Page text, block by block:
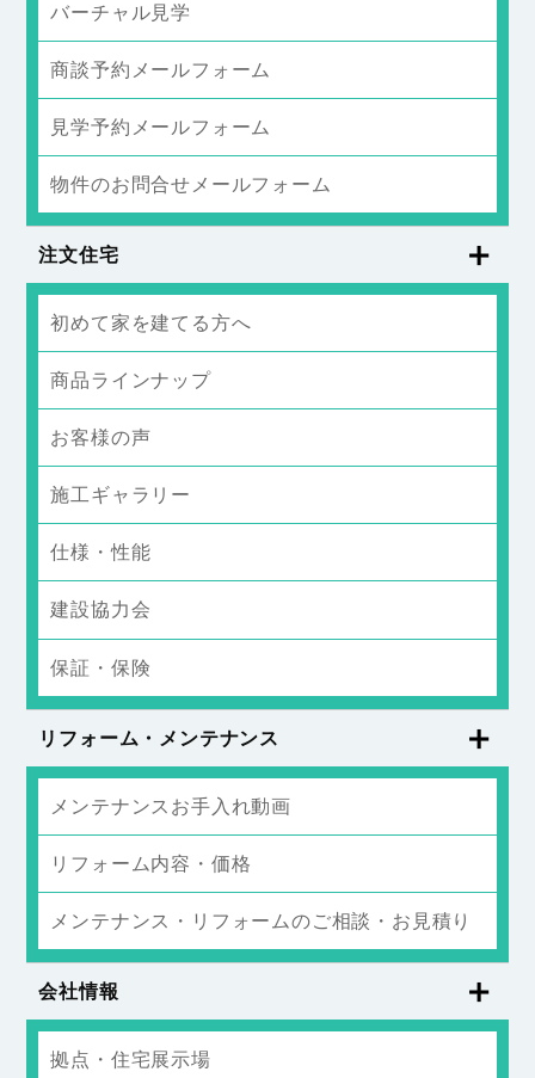
バーチャル見学
商談予約メールフォーム
見学予約メールフォーム
物件のお問合せメールフォーム
注文住宅
初めて家を建てる方へ
商品ラインナップ
お客様の声
施工ギャラリー
仕様・性能
建設協力会
保証・保険
リフォーム・メンテナンス
メンテナンスお手入れ動画
リフォーム内容・価格
メンテナンス・リフォームのご相談・お見積り
会社情報
拠点・住宅展示場